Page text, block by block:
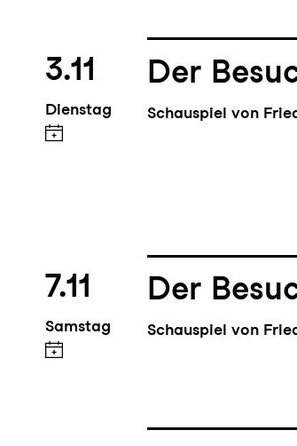
3.11
Dienstag
Der
Schauspiel von
7.11
Samstag
Der
Schauspiel von